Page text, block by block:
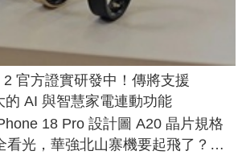
官方證實研發中！傳將支援
的 AI 與智慧家電連動功能
18 Pro 設計圖 A20 晶片規格
看光，華強北山寨機要起飛了？專